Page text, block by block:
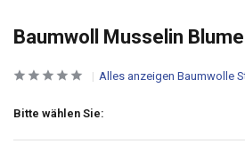
Baumwoll Musselin
Alles anzeigen Baumwolle
Bitte wählen Sie: